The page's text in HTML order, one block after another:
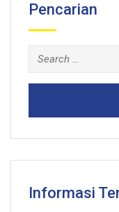
Pencarian
Search
for:
Informasi